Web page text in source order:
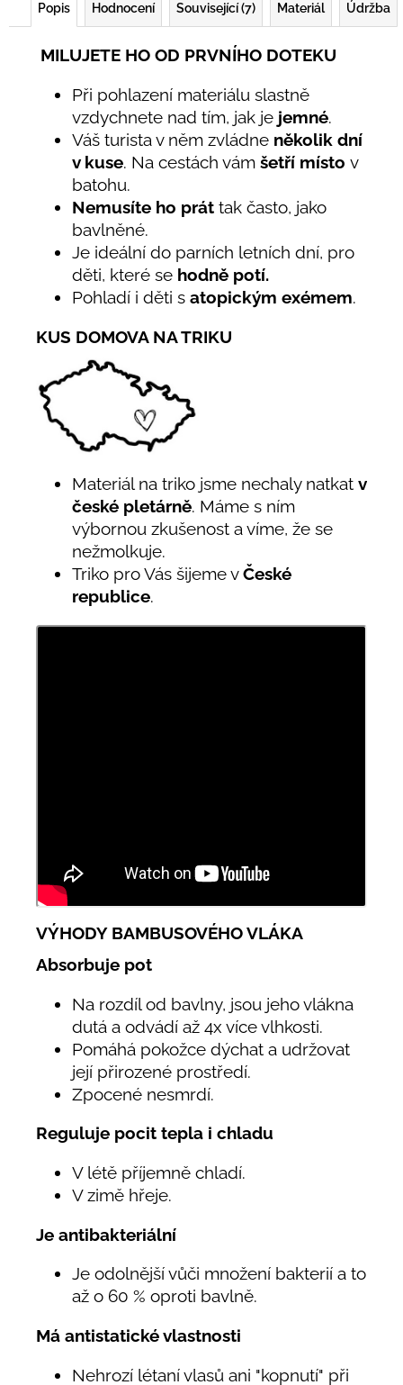
Popis Hodnocení Související (7) Materiál Údržba
MILUJETE HO OD PRVNÍHO DOTEKU
Při pohlazení materiálu slastně
vzdychnete nad tím, jak je jemné.
Váš turista v něm zvládne několik dní
v kuse. Na cestách vám šetří místo v
batohu.
Nemusíte ho prát tak často, jako
bavlněné.
Je ideální do parních letních dní, pro
děti, které se hodně potí.
Pohladí i děti s atopickým exémem.
KUS DOMOVA NA TRIKU
Materiál na triko jsme nechaly natkat v
české pletárně. Máme s ním
výbornou zkušenost a víme, že se
nežmolkuje.
Triko pro Vás šijeme vČeské
republice.
VÝHODY BAMBUSOVÉHO VLÁKA
Absorbuje pot
Na rozdíl od bavlny, jsou jeho vlákna
dutá a odvádí až 4x více vlhkosti.
Pomáhá pokožce dýchat a udržovat
její přirozené prostředí.
Zpocené nesmrdí.
Reguluje pocit tepla i chladu
V létě příjemně chladí.
V zimě hřeje.
Je antibakteriální
Je odolnější vůči množení bakterií a to
až o 60 % oproti bavlně.
Má antistatické vlastnosti
Nehrozí létaní vlasů ani "kopnutí" při